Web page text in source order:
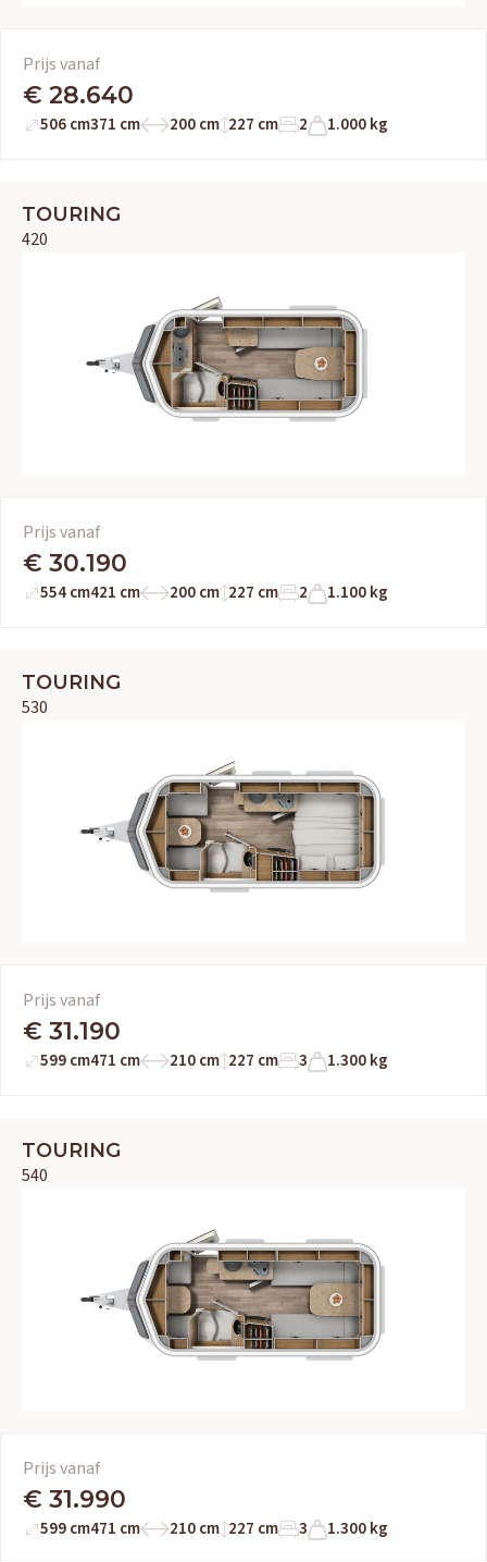
Prijs vanaf
€ 28.640
506 cm371 cm 200 cm 227 cm 2 1.000 kg
TOURING
420
Prijs vanaf
€ 30.190
554 cm421 cm 200 cm 227 cm 2 1.100 kg
TOURING
530
Prijs vanaf
€ 31.190
599 cm471 cm 210 cm 227 cm 3 1.300 kg
TOURING
540
Prijs vanaf
€ 31.990
599 cm471 cm 210 cm 227 cm 3 1.300 kg